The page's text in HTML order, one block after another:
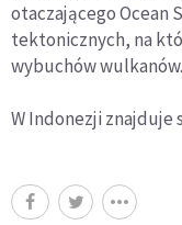
otaczającego Ocean
tektonicznych, na
wybuchów wulkanów.
W Indonezji znajduje